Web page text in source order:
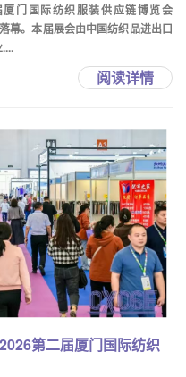
门国际纺织服装供应链博览会
幕。本届展会由中国纺织品进出口
阅读详情
第二届厦门国际纺织